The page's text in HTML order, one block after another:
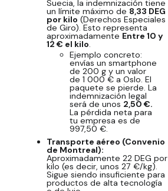
Suecia, la indemnización tiene
un límite máximo de 8,33 DEG
por kilo (Derechos Especiales
de Giro). Esto representa
aproximadamente Entre 10 y
12 € el kilo.
Ejemplo concreto:
envías un smartphone
de 200 g y un valor
de 1 000 € a Oslo. El
paquete se pierde. La
indemnización legal
será de unos 2,50 €.
La pérdida neta para
tu empresa es de
997,50 €.
Transporte aéreo (Convenio
de Montreal):
Aproximadamente 22 DEG por
kilo (es decir, unos 27 €/kg).
Sigue siendo insuficiente para
productos de alta tecnología